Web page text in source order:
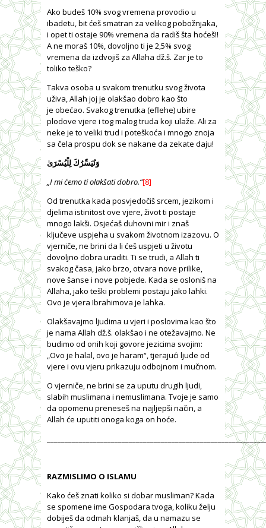
Ako budeš 10% svog vremena provodio u
ibadetu, bit ćeš smatran za velikog pobožnjaka,
i opet ti ostaje 90% vremena da radiš šta hoćeš!!
A ne moraš 10%, dovoljno ti je 2,5% svog
vremena da izdvojiš za Allaha dž.š. Zar je to
toliko teško?
Takva osoba u svakom trenutku svog života
uživa, Allah joj je olakšao dobro kao što
je obećao. Svakog trenutka (eflehe) ubire
plodove vjere i tog malog truda koji ulaže. Ali za
neke je to veliki trud i poteškoća i mnogo znoja
sa čela prospu dok se nakane da zekate daju!
وَنُيَسِّرُكَ لِلْيُسْرَىٰ
„I mi ćemo ti olakšati dobro.“[8]
Od trenutka kada posvjedočiš srcem, jezikom i
djelima istinitost ove vjere, život ti postaje
mnogo lakši. Osjećaš duhovni mir i znaš
ključeve uspjeha u svakom životnom izazovu. O
vjerniče, ne brini da li ćeš uspjeti u životu
dovoljno dobra uraditi. Ti se trudi, a Allah ti
svakog časa, jako brzo, otvara nove prilike,
nove šanse i nove pobjede. Kada se osloniš na
Allaha, jako teški problemi postaju jako lahki.
Ovo je vjera Ibrahimova je lahka.
Olakšavajmo ljudima u vjeri i poslovima kao što
je nama Allah dž.š. olakšao i ne otežavajmo. Ne
budimo od onih koji govore jezicima svojim:
„Ovo je halal, ovo je haram“, tjerajući ljude od
vjere i ovu vjeru prikazuju odbojnom i mučnom.
O vjerniče, ne brini se za uputu drugih ljudi,
slabih muslimana i nemuslimana. Tvoje je samo
da opomenu preneseš na najljepši način, a
Allah će uputiti onoga koga on hoće.
RAZMISLIMO O ISLAMU
Kako ćeš znati koliko si dobar musliman? Kada
se spomene ime Gospodara tvoga, koliku želju
dobiješ da odmah klanjaš, da u namazu se